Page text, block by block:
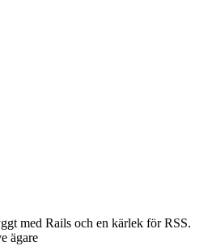
med Rails och en kärlek för RSS.
ägare